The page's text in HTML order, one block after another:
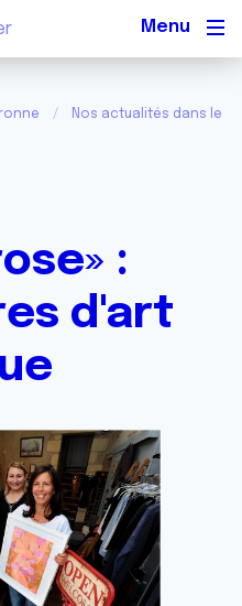
Nos actualités dans le
:
d'art